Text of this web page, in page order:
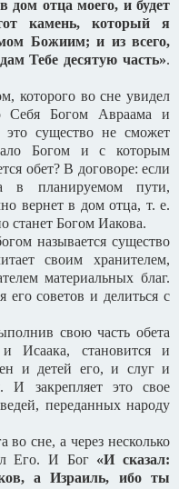
дом отца моего, и будет
камень, который я
Божиим; и из всего,
Тебе десятую часть».
которого во сне увидел
Себя Богом Авраама и
существо не сможет
Богом и с которым
обет? В договоре: если
в планируемом пути,
вернет в дом отца, т. е.
станет Богом Иакова.
называется существо
своим хранителем,
материальных благ.
его советов и делиться с
свою часть обета
Исаака, становится и
и детей его, и слуг и
И закрепляет это свое
переданных народу
во сне, а через несколько
Его. И Бог «И сказал:
а Израиль, ибо ты